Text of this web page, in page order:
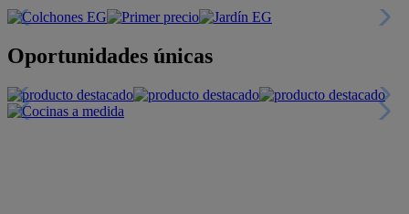
Oportunidades únicas